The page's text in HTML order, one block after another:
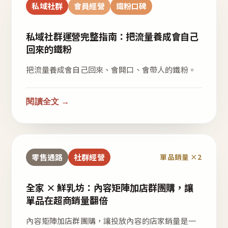
私域社群 會員經營 鐵粉口碑
私域社群運營完整指南：把流量養成會自己
回來的鐵粉
把流量養成會自己回來、會開口、會帶人的鐵粉。
閱讀全文 →
零售通路 社群經營 單品銷量 ×2
全家 × 鮮乳坊：內容矩陣加店群團購，讓
單品在超商銷量翻倍
內容矩陣加店群團購，讓投放內容的店家銷量是一